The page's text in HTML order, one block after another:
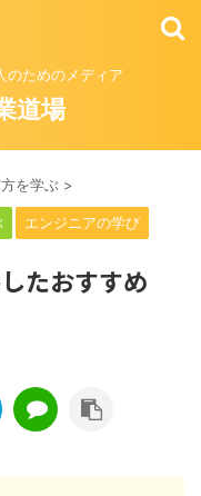
のためのメディア
道場
を学ぶ >
エンジニアの学び
たおすすめ